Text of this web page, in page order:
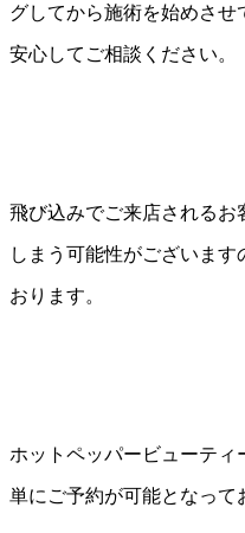
グしてから施術を始めさせ
安心してご相談ください。
飛び込みでご来店されるお
しまう可能性がございま
おります。
ホットペッパービューテ
単にご予約が可能となって